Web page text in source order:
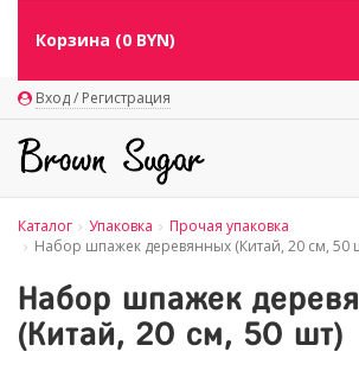
Вход / Регистрация
Корзина (0 BYN)
Каталог Упаковка
Прочая упаковка
Набор шпажек деревянных (Китай, 20 см, 50
Набор шпажек
(Китай, 20 см, 50 шт)